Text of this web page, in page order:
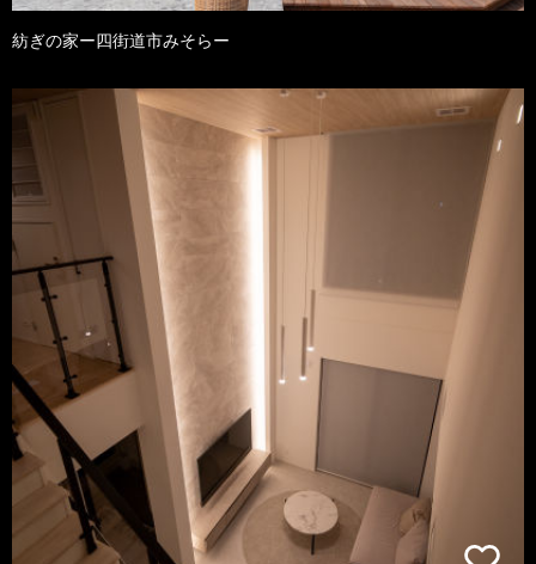
紡ぎの家ー四街道市みそらー